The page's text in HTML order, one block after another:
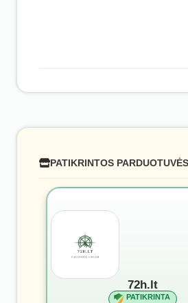
PATIKRINTOS
72h.lt
PATIKRINTA